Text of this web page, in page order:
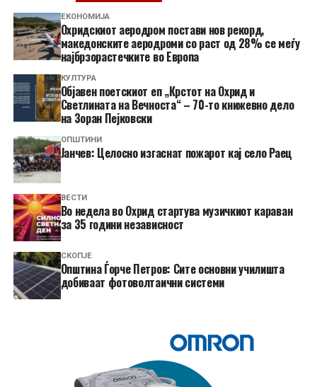
ЕКОНОМИЈА
Охридскиот аеродром постави нов рекорд,
македонските аеродроми со раст од 28% се меѓу
најбрзорастечките во Европа
КУЛТУРА
Објавен поетскиот еп „Крстот на Охрид и
Светлината на Вечноста“ – 70-то книжевно дело
на Зоран Пејковски
ОПШТИНИ
Јанчев: Целосно изгаснат пожарот кај село Раец
ВЕСТИ
Во недела во Охрид стартува музичкиот караван
за 35 години независност
СКОПЈЕ
Општина Ѓорче Петров: Сите основни училишта
добиваат фотоволтаични системи